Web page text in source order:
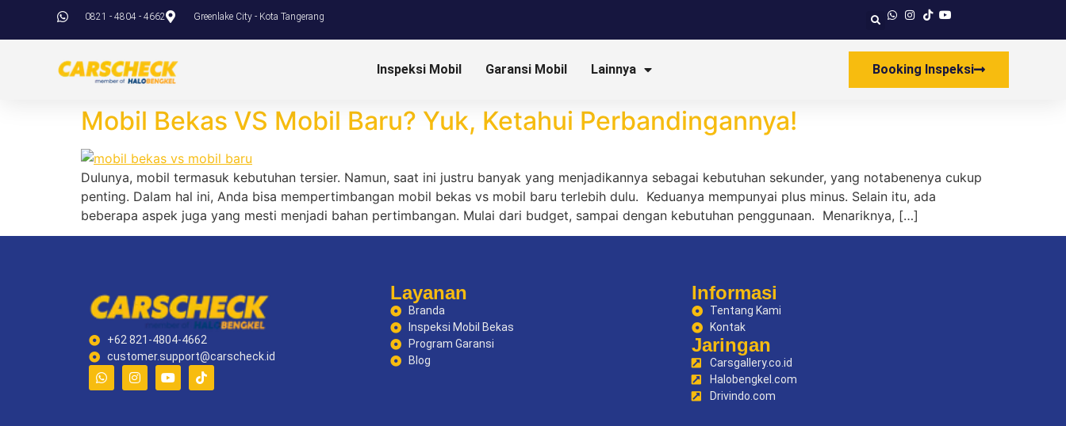
0821 - 4804 - 4662 Greenlake City - Kota Tangerang
Inspeksi Mobil Garansi Mobil Lainnya Booking Inspeksi
Mobil Bekas VS Mobil Baru? Yuk, Ketahui Perbandingannya!
Dulunya, mobil termasuk kebutuhan tersier. Namun, saat ini justru banyak yang menjadikannya sebagai kebutuhan sekunder, yang notabenenya cukup
penting. Dalam hal ini, Anda bisa mempertimbangan mobil bekas vs mobil baru terlebih dulu. Keduanya mempunyai plus minus. Selain itu, ada
beberapa aspek juga yang mesti menjadi bahan pertimbangan. Mulai dari budget, sampai dengan kebutuhan penggunaan. Menariknya, […]
+62 821-4804-4662
customer.support@carscheck.id
Layanan
Branda
Inspeksi Mobil Bekas
Program Garansi
Blog
Informasi
Tentang Kami
Kontak
Jaringan
Carsgallery.co.id
Halobengkel.com
Drivindo.com